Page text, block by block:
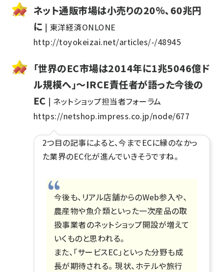
ネット通販市場は小売りの20％､60兆円
に | 東洋経済ONLONE
http://toyokeizai.net/articles/-/48945
「世界のEC市場は2014年に1兆5046億ド
ル規模へ」～IRCE責任者が語った今後の
EC | ネットショップ担当者フォーラム
https://netshop.impress.co.jp/node/677
2つ目の記事によると、今までECに縁のなかっ
た業界のEC化が進んでいきそうですね。
今後も、リアル店舗からのWeb参入や、
農産物や魚介類といった一次産品の取
扱事業者のネットショップ開設が増えて
いくものと思われる。
また、「サービスEC」といった分野も成
長が期待される。 現状、ホテルや旅行